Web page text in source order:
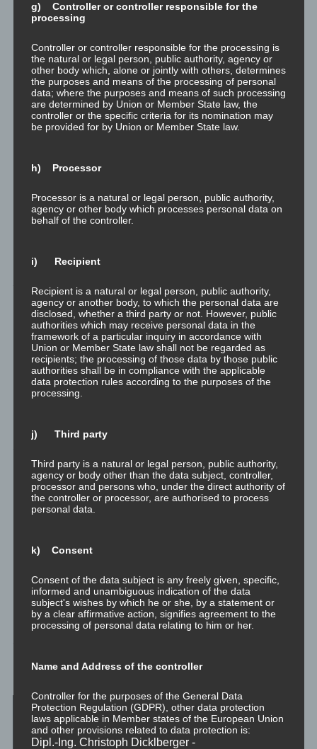
Meditationsaufgabe
zum Verstehen der
persönlicher
Entwicklung gilt:
“There is no such
thing as a free
meal.”
Alles, das du an
einsparst, kostet
anderen Stelle.
Also sei aufrichtig
mit dir selbst, und
Aufgabe wie hier
2. Reflektieren
Meditationsaufgabe
zum Reflektieren
der Emotion. Stelle
sicher, dass du die
Aufgabe des
Verstehens der
hast…
3. Integrieren
Meditationsaufgabe
zum Integrieren der
Emotion. Stelle
Verstehens der
Reflektierens der
Emotion erfolgreich
abgeschlossen
hast…
Emotionale Kompetenz – Was zu tun ist
g) Controller or controller responsible for the
processing
Controller or controller responsible for the processing is
the natural or legal person, public authority, agency or
other body which, alone or jointly with others, determines
the purposes and means of the processing of personal
data; where the purposes and means of such processing
are determined by Union or Member State law, the
controller or the specific criteria for its nomination may
be provided for by Union or Member State law.
h) Processor
Processor is a natural or legal person, public authority,
agency or other body which processes personal data on
behalf of the controller.
i) Recipient
Recipient is a natural or legal person, public authority,
agency or another body, to which the personal data are
disclosed, whether a third party or not. However, public
authorities which may receive personal data in the
framework of a particular inquiry in accordance with
Union or Member State law shall not be regarded as
recipients; the processing of those data by those public
authorities shall be in compliance with the applicable
data protection rules according to the purposes of the
processing.
j) Third party
Third party is a natural or legal person, public authority,
agency or body other than the data subject, controller,
processor and persons who, under the direct authority of
the controller or processor, are authorised to process
personal data.
k) Consent
Consent of the data subject is any freely given, specific,
informed and unambiguous indication of the data
subject's wishes by which he or she, by a statement or
by a clear affirmative action, signifies agreement to the
processing of personal data relating to him or her.
Name and Address of the controller
Controller for the purposes of the General Data
Protection Regulation (GDPR), other data protection
laws applicable in Member states of the European Union
and other provisions related to data protection is:
Dipl.-Ing. Christoph Dicklberger -